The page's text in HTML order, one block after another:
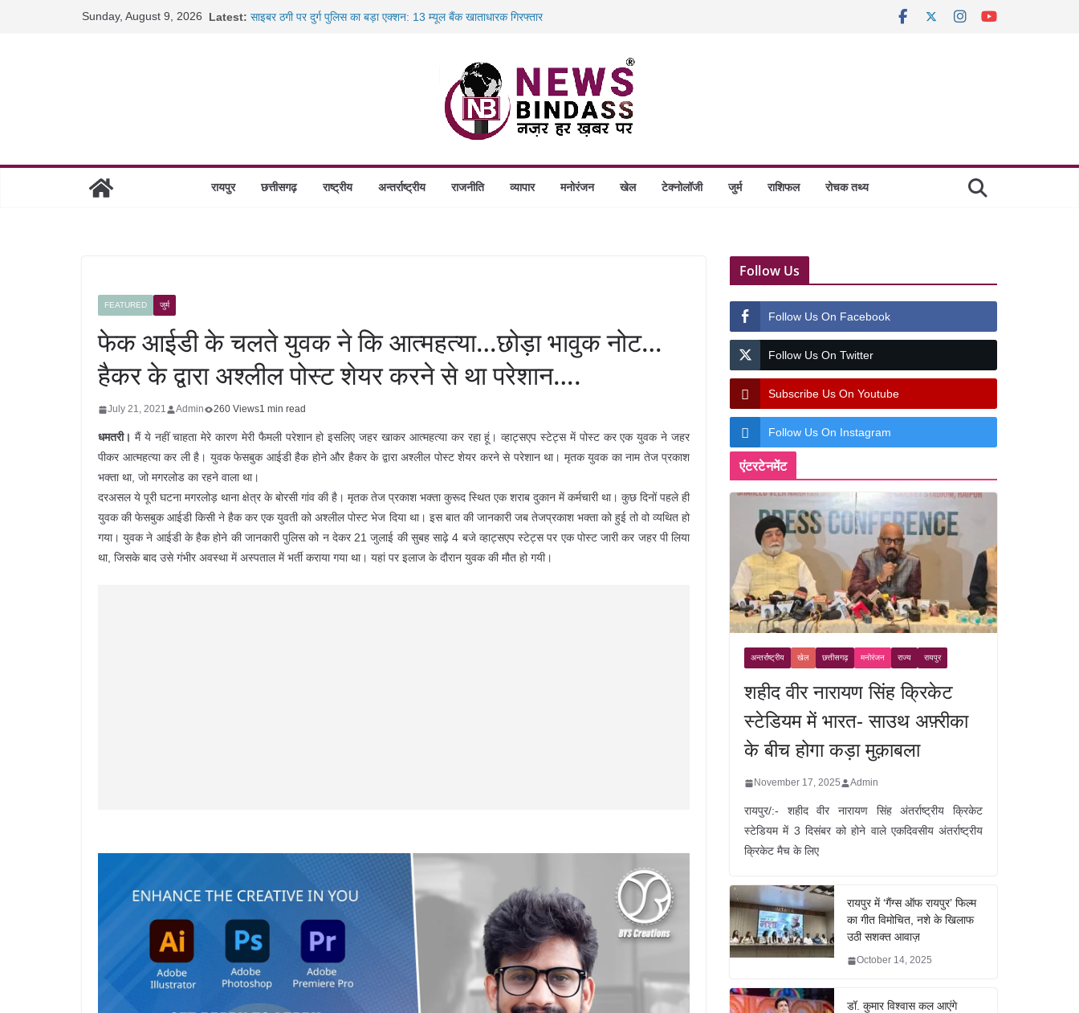
Sunday, August 9, 2026 Latest: साइबर ठगी पर दुर्ग पुलिस का बड़ा एक्शन: 13 म्यूल बैंक खाताधारक गिरफ्तार
रायपुर में कल्याण ज्वेलर्स में डकैती की साजिश नाकाम, दिल्ली-बिहार
छत्तीसगढ़ में 1460 गोधाम होंगे स्थापित, हर विकासखंड के 10 उत्कृष्ट गोठानों
रायपुर छत्तीसगढ़ राष्ट्रीय अन्तर्राष्ट्रीय राजनीति व्यापार मनोरंजन खेल टेक्नोलॉजी जुर्म राशिफल रोचक तथ्य
FEATURED जुर्म
फेक आईडी के चलते युवक ने कि आत्महत्या…छोड़ा भावुक नोट…
हैकर के द्वारा अश्लील पोस्ट शेयर करने से था परेशान….
July 21, 2021 Admin 260 Views1 min read
धमतरी। मैं ये नहीं चाहता मेरे कारण मेरी फैमली परेशान हो इसलिए जहर खाकर आत्महत्या कर रहा हूं। व्हाट्सएप स्टेट्स में पोस्ट कर एक युवक ने जहर
पीकर आत्महत्या कर ली है। युवक फेसबुक आईडी हैक होने और हैकर के द्वारा अश्लील पोस्ट शेयर करने से परेशान था। मृतक युवक का नाम तेज प्रकाश
भक्ता था, जो मगरलोड का रहने वाला था।
दरअसल ये पूरी घटना मगरलोड़ थाना क्षेत्र के बोरसी गांव की है। मृतक तेज प्रकाश भक्ता कुरूद स्थित एक शराब दुकान में कर्मचारी था। कुछ दिनों पहले ही
युवक की फेसबुक आईडी किसी ने हैक कर एक युवती को अश्लील पोस्ट भेज दिया था। इस बात की जानकारी जब तेजप्रकाश भक्ता को हुई तो वो व्यथित हो
गया। युवक ने आईडी के हैक होने की जानकारी पुलिस को न देकर 21 जुलाई की सुबह साढ़े 4 बजे व्हाट्सएप स्टेट्स पर एक पोस्ट जारी कर जहर पी लिया
था, जिसके बाद उसे गंभीर अवस्था में अस्पताल में भर्ती कराया गया था। यहां पर इलाज के दौरान युवक की मौत हो गयी।
Follow Us
Follow Us On Facebook
Follow Us On Twitter
Subscribe Us On Youtube
Follow Us On Instagram
एंटरटेनमेंट
अन्तर्राष्ट्रीय खेल छत्तीसगढ़ मनोरंजन राज्य रायपुर
शहीद वीर नारायण सिंह क्रिकेट
स्टेडियम में भारत- साउथ अफ़्रीका
के बीच होगा कड़ा मुक़ाबला
November 17, 2025 Admin
रायपुर/:- शहीद वीर नारायण सिंह अंतर्राष्ट्रीय क्रिकेट
स्टेडियम में 3 दिसंबर को होने वाले एकदिवसीय अंतर्राष्ट्रीय
क्रिकेट मैच के लिए
रायपुर में ‘गैंग्स ऑफ रायपुर’ फिल्म
का गीत विमोचित, नशे के खिलाफ
उठी सशक्त आवाज़
October 14, 2025
डॉ. कुमार विश्वास कल आएंगे